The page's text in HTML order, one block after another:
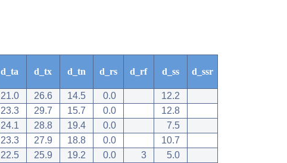
d_ta d_tx d_tn d_rs d_rf d_ss d_ssr
21.0 26.6 14.5 0.0
12.2
23.3 29.7 15.7 0.0
12.8
24.1 28.8 19.4 0.0
7.5
23.3 27.9 18.8 0.0
10.7
22.5 25.9 19.2 0.0 3
5.0